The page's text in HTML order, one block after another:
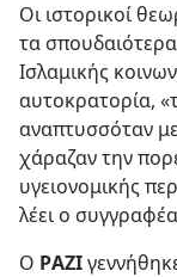
Οι ιστορικοί
τα
Ισλαμικής
αυτοκρατορία,
αναπτυσσόταν
χάραζαν την
υγειονομικής
λέει ο
Ο ΡΑΖΙ